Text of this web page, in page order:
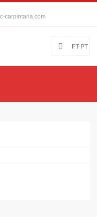
carpintaria.com
PT-PT